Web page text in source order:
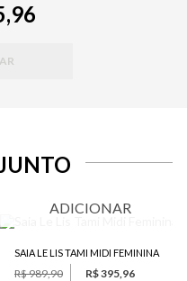
ADICIONAR
SAIA LE LIS TAMI MIDI FEMININA
R$ 989,90
R$ 395,96